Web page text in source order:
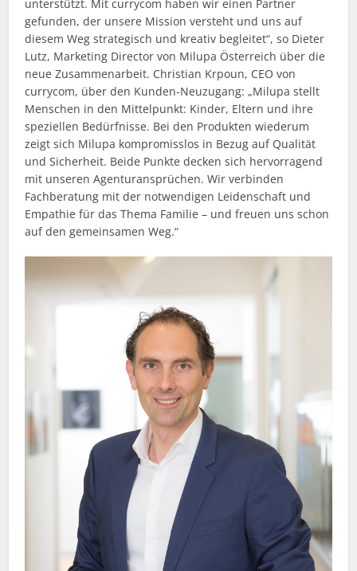
unterstützt. Mit currycom haben wir einen Partner
gefunden, der unsere Mission versteht und uns auf
diesem Weg strategisch und kreativ begleitet“, so Dieter
Lutz, Marketing Director von Milupa Österreich über die
neue Zusammenarbeit. Christian Krpoun, CEO von
currycom, über den Kunden-Neuzugang: „Milupa stellt
Menschen in den Mittelpunkt: Kinder, Eltern und ihre
speziellen Bedürfnisse. Bei den Produkten wiederum
zeigt sich Milupa kompromisslos in Bezug auf Qualität
und Sicherheit. Beide Punkte decken sich hervorragend
mit unseren Agenturansprüchen. Wir verbinden
Fachberatung mit der notwendigen Leidenschaft und
Empathie für das Thema Familie – und freuen uns schon
auf den gemeinsamen Weg.“